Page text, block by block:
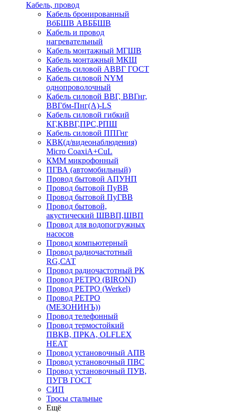
Кабель, провод
Кабель бронированный
ВбБШВ АВББШВ
Кабель и провод
нагревательный
Кабель монтажный МГШВ
Кабель монтажный МКШ
Кабель силовой АВВГ ГОСТ
Кабель силовой NYM
однопроволочный
Кабель силовой ВВГ, ВВГнг,
ВВГбм-Пнг(А)-LS
Кабель силовой гибкий
КГ,КВВГ,ПРС,РПШ
Кабель силовой ППГнг
КВК(д/видеонаблюдения)
Micro CoaxiA+CuL
КММ микрофонный
ПГВА (автомобильный)
Провод бытовой АПУНП
Провод бытовой ПуВВ
Провод бытовой ПуГВВ
Провод бытовой,
акустический ШВВП,ШВП
Провод для водопогружных
насосов
Провод компьютерный
Провод радиочастотный
RG,САТ
Провод радиочастотный РК
Провод РЕТРО (BIRONI)
Провод РЕТРО (Werkel)
Провод РЕТРО
(МЕЗОНИНЪ))
Провод телефонный
Провод термостойкий
ПВКВ, ПРКА, OLFLEX
HEAT
Провод установочный АПВ
Провод установочный ПВС
Провод установочный ПУВ,
ПУГВ ГОСТ
СИП
Тросы стальные
Ещё